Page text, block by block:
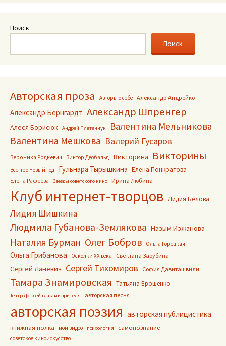
Поиск
Поиск
Авторская проза Авторы о себе Александр Андрейко
Александр Бернгардт Александр Шпренгер
Алеся Борисюк Андрей Плетенчук
Валентина Мельникова
Валентина Мешкова Валерий Гусаров
Вероника Родкевич Виктор Деобальд Викторина Викторины
Все про Новый год Гульнара Тырышкина Елена Понкратова
Елена Рафеева Звезды советского кино Ирина Любина
Клуб интернет-творцов Лидия Белова
Лидия Шишкина
Людмила Губанова-Землякова Назым Изжанова
Наталия Бурман Олег Бобров Ольга Горецкая
Ольга Грибанова Осколки ХХ века Светлана Зарубина
Сергей Ланевич Сергей Тихомиров София Давиташвили
Тамара Знамировская Татьяна Ерошенко
Театр Дождей глазами зрителя авторская песня
авторская поэзия авторская публицистика
книжная полка мои видео психология самопознание
советское киноискусство